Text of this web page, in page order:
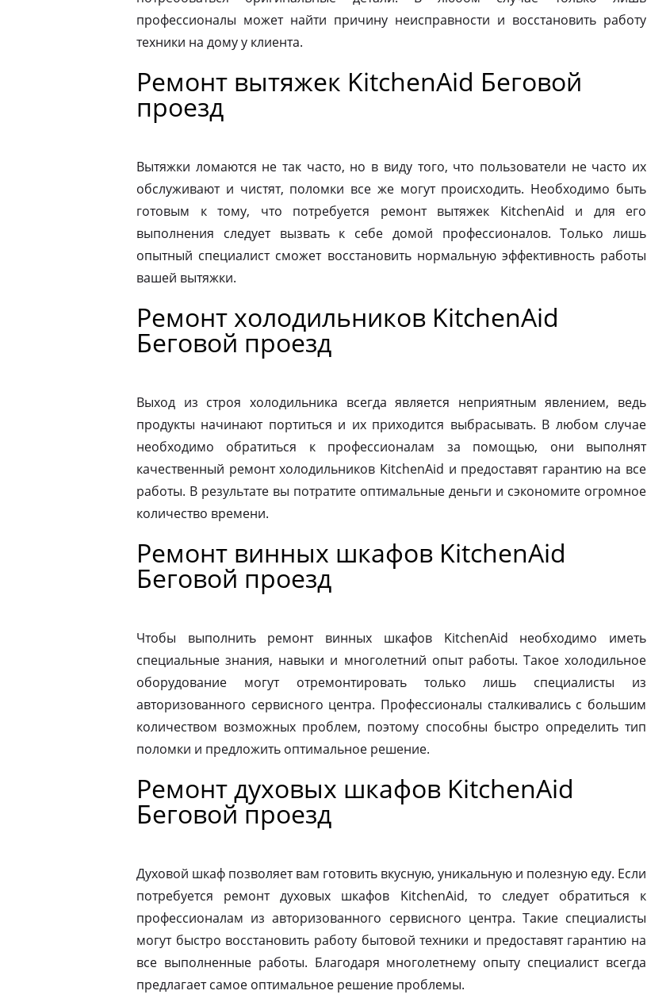
профессионалы может найти причину неисправности и восстановить работу
техники на дому у клиента.
Ремонт вытяжек KitchenAid Беговой
проезд
Вытяжки ломаются не так часто, но в виду того, что пользователи не часто их
обслуживают и чистят, поломки все же могут происходить. Необходимо быть
готовым к тому, что потребуется ремонт вытяжек KitchenAid и для его
выполнения следует вызвать к себе домой профессионалов. Только лишь
опытный специалист сможет восстановить нормальную эффективность работы
вашей вытяжки.
Ремонт холодильников KitchenAid
Беговой проезд
Выход из строя холодильника всегда является неприятным явлением, ведь
продукты начинают портиться и их приходится выбрасывать. В любом случае
необходимо обратиться к профессионалам за помощью, они выполнят
качественный ремонт холодильников KitchenAid и предоставят гарантию на все
работы. В результате вы потратите оптимальные деньги и сэкономите огромное
количество времени.
Ремонт винных шкафов KitchenAid
Беговой проезд
Чтобы выполнить ремонт винных шкафов KitchenAid необходимо иметь
специальные знания, навыки и многолетний опыт работы. Такое холодильное
оборудование могут отремонтировать только лишь специалисты из
авторизованного сервисного центра. Профессионалы сталкивались с большим
количеством возможных проблем, поэтому способны быстро определить тип
поломки и предложить оптимальное решение.
Ремонт духовых шкафов KitchenAid
Беговой проезд
Духовой шкаф позволяет вам готовить вкусную, уникальную и полезную еду. Если
потребуется ремонт духовых шкафов KitchenAid, то следует обратиться к
профессионалам из авторизованного сервисного центра. Такие специалисты
могут быстро восстановить работу бытовой техники и предоставят гарантию на
все выполненные работы. Благодаря многолетнему опыту специалист всегда
предлагает самое оптимальное решение проблемы.